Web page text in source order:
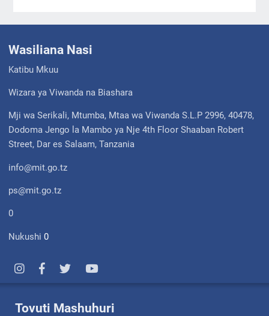
Wasiliana Nasi
Katibu Mkuu
Wizara ya Viwanda na Biashara
Mji wa Serikali, Mtumba, Mtaa wa Viwanda S.L.P 2996, 40478,
Dodoma Jengo la Mambo ya Nje 4th Floor Shaaban Robert
Street, Dar es Salaam, Tanzania
info@mit.go.tz
ps@mit.go.tz
0
Nukushi0
Tovuti Mashuhuri